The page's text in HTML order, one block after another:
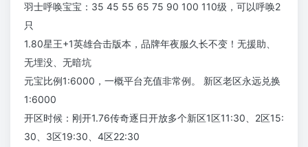
羽士呼唤宝宝：35 45 55 65 75 90 100 110级，可以呼唤2
只
1.80星王+1英雄合击版本，品牌年夜服久长不变！无援助、
无埋没、无暗坑
元宝比例1:6000，一概平台充值非常例。 新区老区永远兑换
1:6000
开区时候：刚开1.76传奇逐日开放多个新区1区11:30、2区15:
30、3区19:30、4区22:30